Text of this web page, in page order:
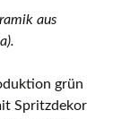
aus
grün
Spritzdekor